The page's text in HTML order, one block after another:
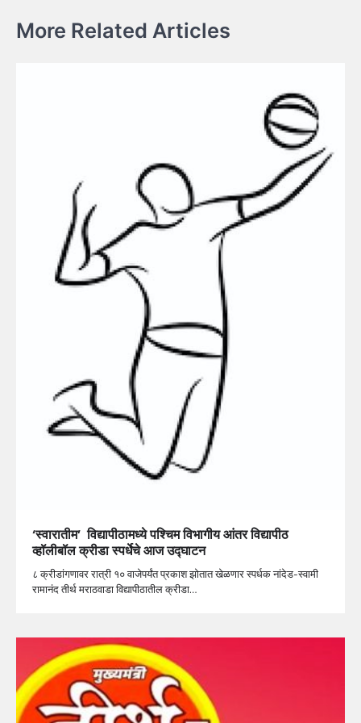
More Related Articles
‘स्वारातीम’ विद्यापीठामध्ये पश्चिम विभागीय आंतर विद्यापीठ
व्हॉलीबॉल क्रीडा स्पर्धेचे आज उद्घाटन
८ क्रीडांगणावर रात्री १० वाजेपर्यंत प्रकाश झोतात खेळणार स्पर्धक नांदेड-स्वामी
रामानंद तीर्थ मराठवाडा विद्यापीठातील क्रीडा…